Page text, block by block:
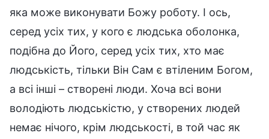
яка може виконувати Божу роботу. І ось,
серед усіх тих, у кого є людська оболонка,
подібна до Його, серед усіх тих, хто має
людськість, тільки Він Сам є втіленим Богом,
а всі інші – створені люди. Хоча всі вони
володіють людськістю, у створених людей
немає нічого, крім людськості, в той час як